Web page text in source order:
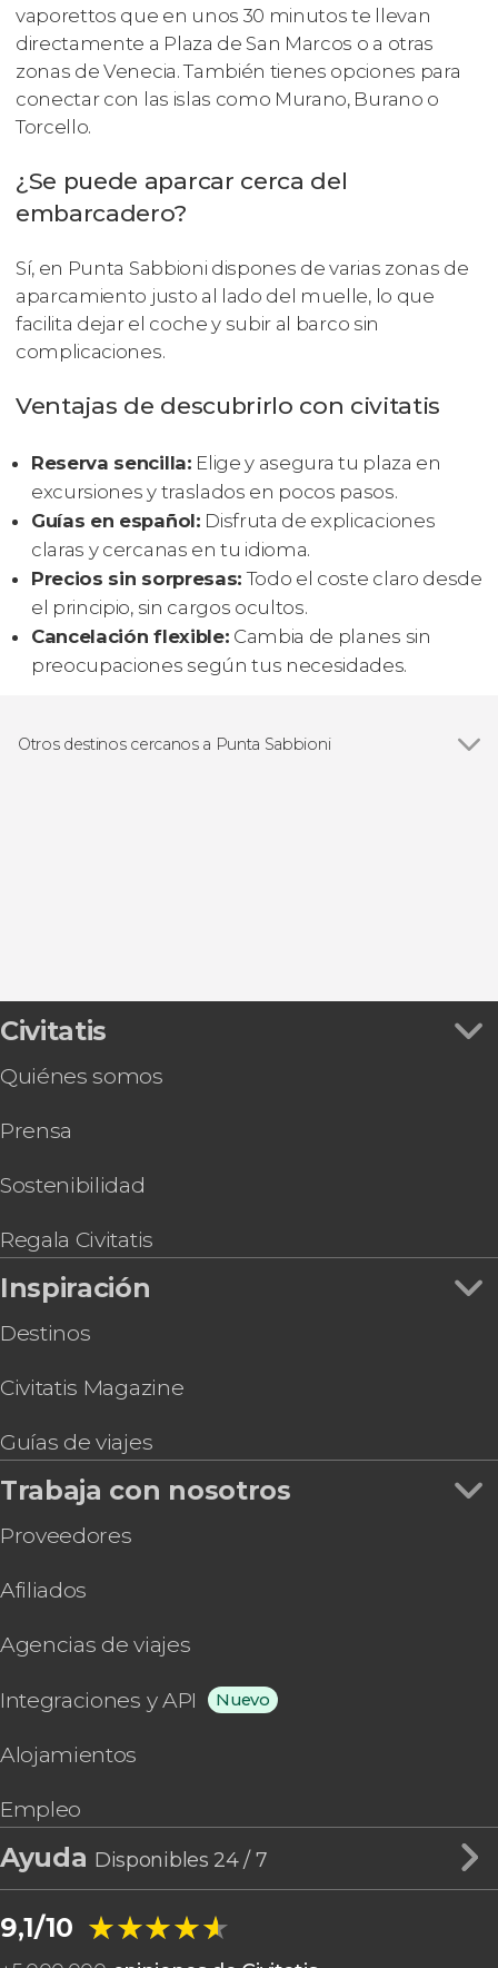
vaporettos que en unos 30 minutos te llevan
directamente a Plaza de San Marcos o a otras
zonas de Venecia. También tienes opciones para
conectar con las islas como Murano, Burano o
Torcello.
¿Se puede aparcar cerca del
embarcadero?
Sí, en Punta Sabbioni dispones de varias zonas de
aparcamiento justo al lado del muelle, lo que
facilita dejar el coche y subir al barco sin
complicaciones.
Ventajas de descubrirlo con civitatis
Reserva sencilla: Elige y asegura tu plaza en
excursiones y traslados en pocos pasos.
Guías en español: Disfruta de explicaciones
claras y cercanas en tu idioma.
Precios sin sorpresas: Todo el coste claro desde
el principio, sin cargos ocultos.
Cancelación flexible: Cambia de planes sin
preocupaciones según tus necesidades.
Otros destinos cercanos a Punta Sabbioni
Civitatis
Quiénes somos
Prensa
Sostenibilidad
Regala Civitatis
Inspiración
Destinos
Civitatis Magazine
Guías de viajes
Trabaja con nosotros
Proveedores
Afiliados
Agencias de viajes
Integraciones y API Nuevo
Alojamientos
Empleo
Ayuda Disponibles 24 / 7
9,1/10 ★★★★★
★★★★★